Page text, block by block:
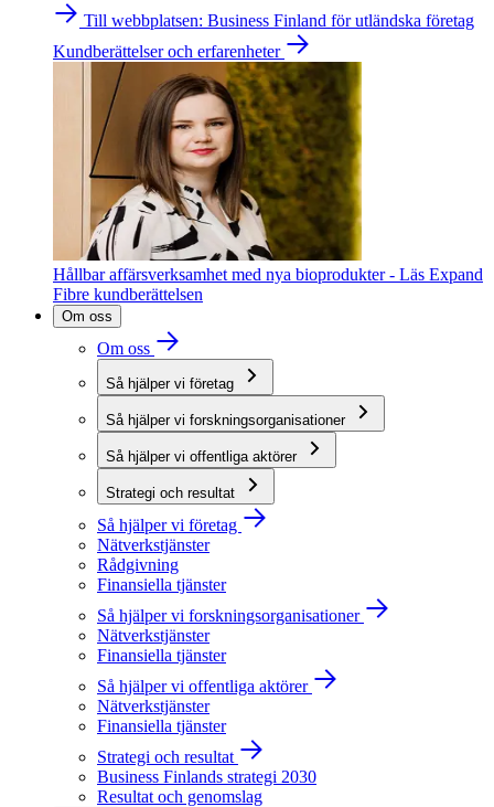
Till webbplatsen: Business Finland för utländska företag
Kundberättelser och erfarenheter
Hållbar affärsverksamhet med nya bioprodukter - Läs Expand
Fibre kundberättelsen
Om oss
Om oss
Så hjälper vi företag
Så hjälper vi forskningsorganisationer
Så hjälper vi offentliga aktörer
Strategi och resultat
Så hjälper vi företag
Nätverkstjänster
Rådgivning
Finansiella tjänster
Så hjälper vi forskningsorganisationer
Nätverkstjänster
Finansiella tjänster
Så hjälper vi offentliga aktörer
Nätverkstjänster
Finansiella tjänster
Strategi och resultat
Business Finlands strategi 2030
Resultat och genomslag